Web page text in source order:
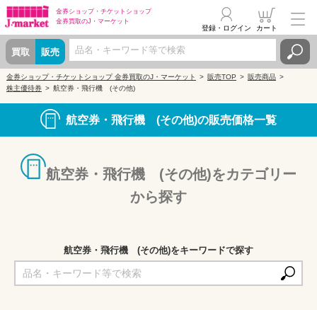
金券ショップ・ チケットショップ
金券買取のJ・マーケット
買取 販売
登録・ログイン カート
金券ショップ・チケットショップ 金券買取のJ・マーケット 販売TOP
販売商品
株主優待券
航空券・飛行機 (その他)
航空券・飛行機 (その他)の販売価格一覧
航空券・飛行機 (その他)をカテゴリー
から探す
航空券・飛行機 (その他)をキーワードで探す